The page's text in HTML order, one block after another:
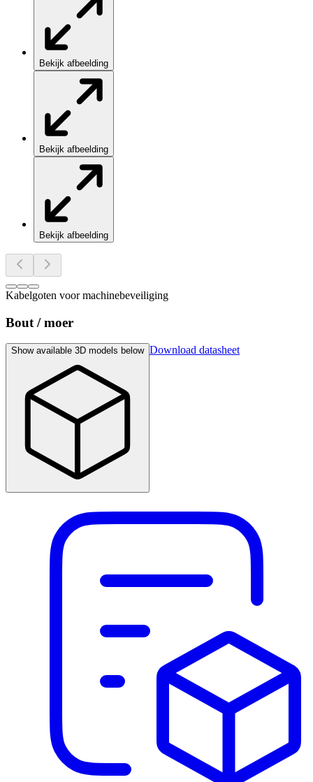
Bekijk afbeelding
Bekijk afbeelding
Bekijk afbeelding
Kabelgoten voor machinebeveiliging
Bout / moer
Show available 3D models below Download datasheet